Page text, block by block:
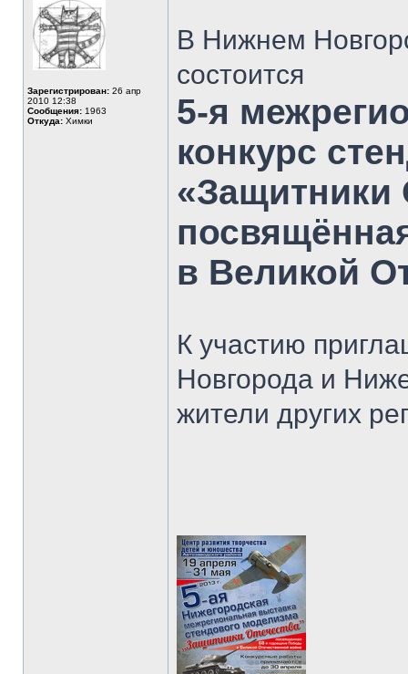
Зарегистрирован: 26 апр
2010 12:38
Сообщения: 1963
Откуда: Химки
В Нижнем
состоится
5-я
конкурс
«Защитники
в Великой
К участию
Новгорода и
жители других